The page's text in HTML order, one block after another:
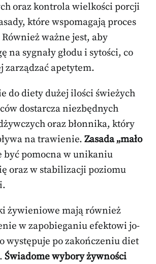
oraz kontrola wielkości porcji
które wspomagają proces
ważne jest, aby
na sygnały głodu i sytości, co
zarządzać apetytem.
do diety dużej ilości świeżych
dostarcza niezbędnych
oraz błonnika, który
na trawienie. Zasada „mało
być pomocna w unikaniu
oraz w stabilizacji poziomu
żywieniowe mają również
w zapobieganiu efektowi jo-
występuje po zakończeniu diet
Świadome wybory żywności